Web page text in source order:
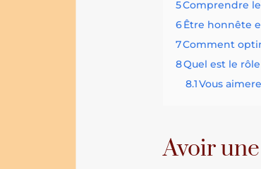
5Comprendre
6Être honnête
7Comment
8Quel est le
8.1Vous
Avoir